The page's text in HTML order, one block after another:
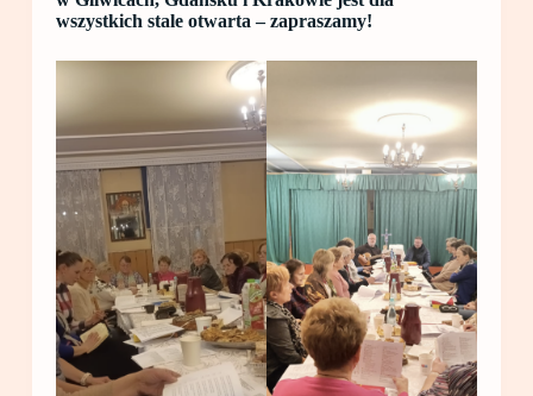
wszystkich stale otwarta – zapraszamy!